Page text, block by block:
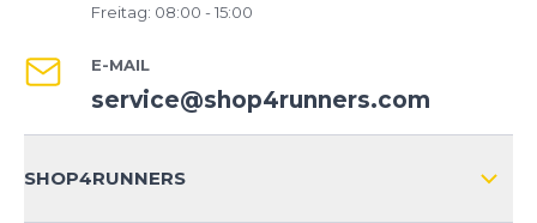
Freitag: 08:00 - 15:00
E-MAIL
service@shop4runners.com
SHOP4RUNNERS